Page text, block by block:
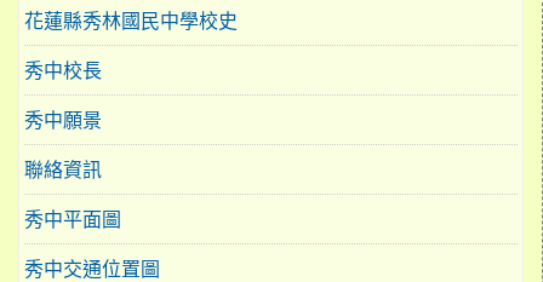
花蓮縣秀林國民中學校史
秀中校長
秀中願景
聯絡資訊
秀中平面圖
秀中交通位置圖